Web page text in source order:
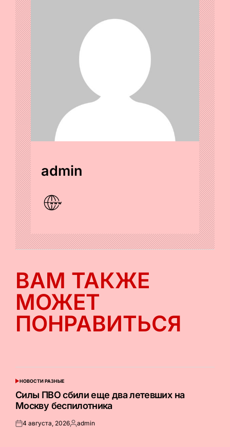
admin
ВАМ ТАКЖЕ
МОЖЕТ
ПОНРАВИТЬСЯ
ОПУБЛИКОВАНО
НОВОСТИ РАЗНЫЕ
Силы ПВО сбили еще два летевших на
Москву беспилотника
Опубликовано
4 августа, 2026Запись
admin